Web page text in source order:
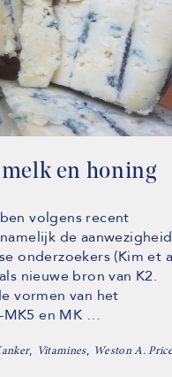
en honing
volgens recent
de aanwezigheid
onderzoekers (Kim et
nieuwe bron van K2.
vormen van het
MK5 en MK …
, Vitamines, Weston A. Price